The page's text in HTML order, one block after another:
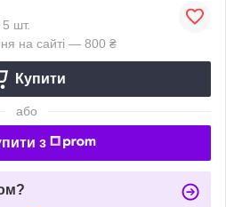
шт.
на сайті — 800 ₴
Купити
або
з